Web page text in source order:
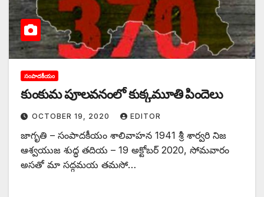
సంపాదకీయం
‌కుంకుమ పూలవనంలో కుక్కమూతి పిందెలు
OCTOBER 19, 2020 EDITOR
జాగృతి – సంపాదకీయం శాలివాహన 1941 శ్రీ శార్వరి నిజ
ఆశ్వయుజ శుద్ధ తదియ – 19 అక్టోబర్‌ 2020, ‌సోమవారం
అసతో మా సద్గమయ తమసో…